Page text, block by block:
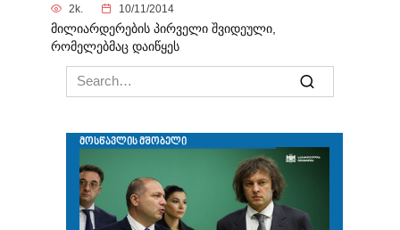
2k. 10/11/2014
მილიარდერების პირველი შვიდეული,
რომელებმაც დაიწყეს
Search
for: